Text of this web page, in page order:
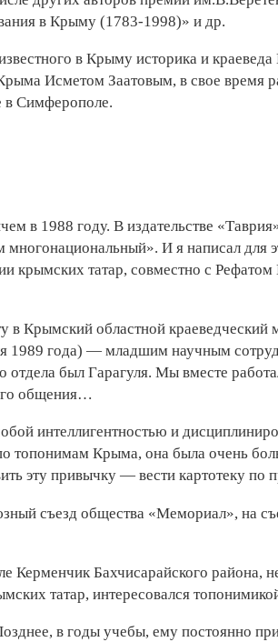
в Крыму (1783-1998)» и др.
в Крыму историка и
Исметом Заатовым, в свое время
в Симферополе.
в 1988 году. В издательстве
И я написал для
крымских татар, совместно с
в Крымский областной
1989 года) — младшим научным
был Гарагуля. Мы вместе
общения…
интеллигентностью и
топонимам Крыма, она была очень
эту привычку — вести картотеку по
съезд общества «Мемориал», на
Керменчик Бахчисарайского района,
татар, интересовался
в годы учебы, ему постоянно